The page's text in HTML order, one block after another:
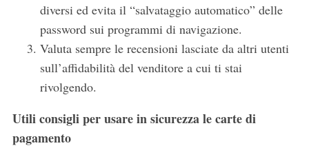
diversi ed evita il “salvataggio automatico” delle
password sui programmi di navigazione.
Valuta sempre le recensioni lasciate da altri utenti
sull’affidabilità del venditore a cui ti stai
rivolgendo.
Utili consigli per usare in sicurezza le carte di
pagamento